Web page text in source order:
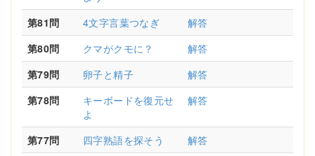
第81問 4文字言葉つなぎ
解答
第80問
クマがクモに？
解答
第79問
卵子と精子
解答
第78問
キーボードを復元せ
よ
解答
第77問 四字熟語を探そう 解答